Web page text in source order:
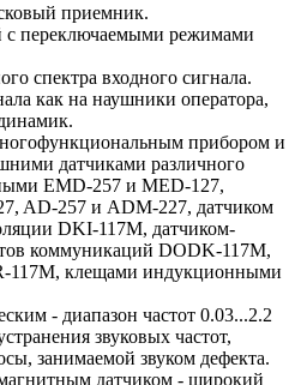
приемник.
переключаемыми режимами
спектра входного сигнала.
как на наушники оператора,
прибором и
датчиками различного
EMD-257 и MED-127,
AD-257 и ADM-227, датчиком
DKI-117M, датчиком-
коммуникаций DODK-117M,
117М, клещами индукционными
- диапазон частот 0.03...2.2
звуковых частот,
занимаемой звуком дефекта.
датчиком - широкий